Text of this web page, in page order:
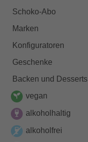
Schoko-Abo
Marken
Konfiguratoren
Geschenke
Backen und Desserts
vegan
alkoholhaltig
alkoholfrei